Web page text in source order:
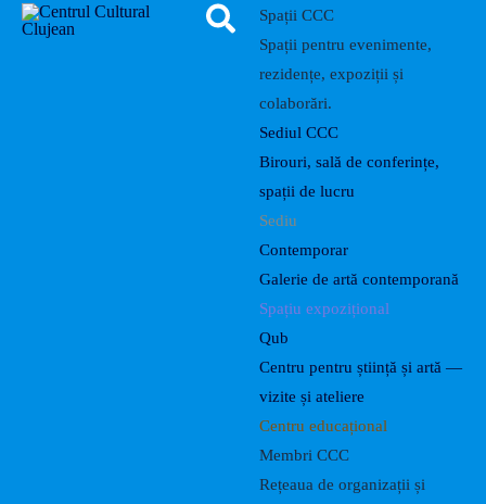
Spații CCC
Spații pentru evenimente,
rezidențe, expoziții și
colaborări.
Sediul CCC
Birouri, sală de conferințe,
spații de lucru
Sediu
Contemporar
Galerie de artă contemporană
Spațiu expozițional
Qub
Centru pentru știință și artă —
vizite și ateliere
Centru educațional
Membri CCC
Rețeaua de organizații și